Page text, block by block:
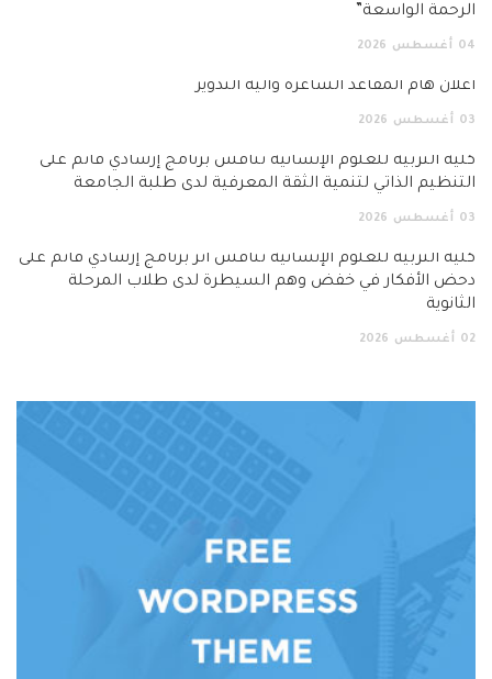
الرحمة الواسعة”
04 أغسطس 2026
اعلان هام المقاعد الشاغرة وآلية التدوير
03 أغسطس 2026
كلية التربية للعلوم الإنسانية تناقش برنامج إرشادي قائم على
التنظيم الذاتي لتنمية الثقة المعرفية لدى طلبة الجامعة
03 أغسطس 2026
كلية التربية للعلوم الإنسانية تناقش أثر برنامج إرشادي قائم على
دحض الأفكار في خفض وهم السيطرة لدى طلاب المرحلة
الثانوية
02 أغسطس 2026